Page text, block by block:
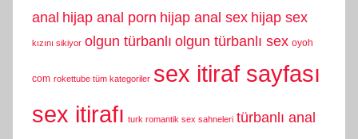
anal hijap anal porn hijap anal sex hijap sex
kızını sikiyor olgun türbanlı olgun türbanlı sex oyoh
com rokettube tüm kategoriler sex itiraf sayfası
sex itirafı turk romantik sex sahneleri türbanlı anal